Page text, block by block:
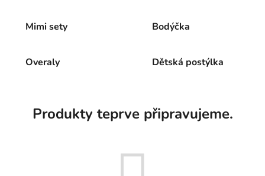
Mimi sety Bodýčka
Overaly Dětská postýlka
Produkty teprve připravujeme.